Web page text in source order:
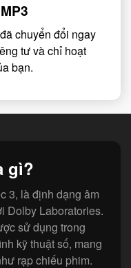
chuyển đổi ngay
tư và chỉ hoạt
bạn.
gì?
3, là định dạng âm
Dolby Laboratories.
sử dụng trong
kỹ thuật số, mang
rạp chiếu phim.